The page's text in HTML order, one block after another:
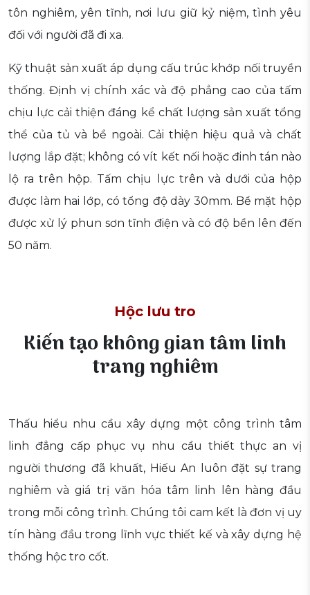
tôn nghiêm, yên tĩnh, nơi lưu giữ kỷ niệm, tình yêu
đối với người đã đi xa.
Kỹ thuật sản xuất áp dụng cấu trúc khớp nối truyền
thống. Định vị chính xác và độ phẳng cao của tấm
chịu lực cải thiện đáng kể chất lượng sản xuất tổng
thể của tủ và bề ngoài. Cải thiện hiệu quả và chất
lượng lắp đặt; không có vít kết nối hoặc đinh tán nào
lộ ra trên hộp. Tấm chịu lực trên và dưới của hộp
được làm hai lớp, có tổng độ dày 30mm. Bề mặt hộp
được xử lý phun sơn tĩnh điện và có độ bền lên đến
50 năm.
Hộc lưu tro
Kiến tạo không gian tâm linh
trang nghiêm
Thấu hiểu nhu cầu xây dựng một công trình tâm
linh đẳng cấp phục vụ nhu cầu thiết thực an vị
người thương đã khuất, Hiếu An luôn đặt sự trang
nghiêm và giá trị văn hóa tâm linh lên hàng đầu
trong mỗi công trình. Chúng tôi cam kết là đơn vị uy
tín hàng đầu trong lĩnh vực thiết kế và xây dựng hệ
thống hộc tro cốt.